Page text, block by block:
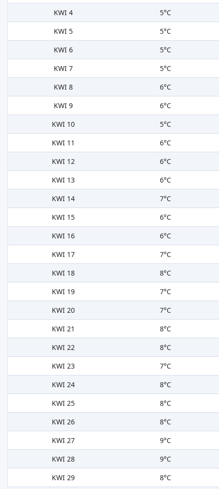
KWI 4
5°C
KWI 5
5°C
KWI 6
5°C
KWI 7
5°C
KWI 8
6°C
KWI 9
6°C
KWI 10
5°C
KWI 11
6°C
KWI 12
6°C
KWI 13
6°C
KWI 14
7°C
KWI 15
6°C
KWI 16
6°C
KWI 17
7°C
KWI 18
8°C
KWI 19
7°C
KWI 20
7°C
KWI 21
8°C
KWI 22
8°C
KWI 23
7°C
KWI 24
8°C
KWI 25
8°C
KWI 26
8°C
KWI 27
9°C
KWI 28
9°C
KWI 29
8°C